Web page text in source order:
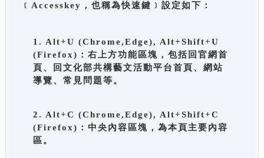
﹝Accesskey，也稱為快速鍵﹞設定如下：
1. Alt+U (Chrome,Edge), Alt+Shift+U
(Firefox)：右上方功能區塊，包括回官網首
頁、回文化部共構藝文活動平台首頁、網站
導覽、常見問題等。
2. Alt+C (Chrome,Edge), Alt+Shift+C
(Firefox)：中央內容區塊，為本頁主要內容
區。